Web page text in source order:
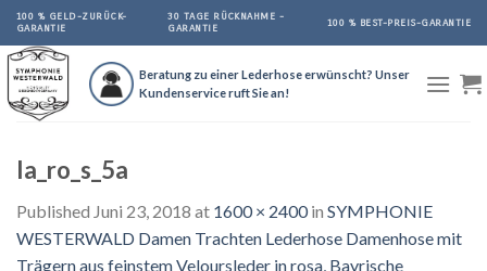
Skip
content
100 % GELD-ZURÜCK-
GARANTIE
30 TAGE RÜCKNAHME -
GARANTIE
100 % BEST-PREIS-GARANTIE
Beratung zu einer Lederhose erwünscht? Unser
Kundenservice ruft Sie an!
la_ro_s_5a
Published Juni 23, 2018 at 1600 × 2400in SYMPHONIE
WESTERWALD Damen Trachten Lederhose Damenhose mit
Trägern aus feinstem Veloursleder in rosa, Bayrische